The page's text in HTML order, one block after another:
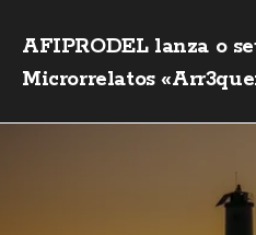
AFIPRODEL lanza o
Microrrelatos